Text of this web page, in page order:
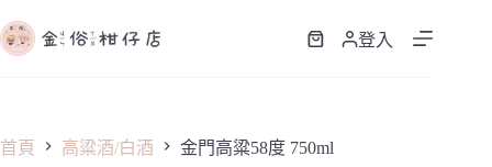
至
容
購
登入
首頁 高粱酒/白酒 金門高粱58度 750ml